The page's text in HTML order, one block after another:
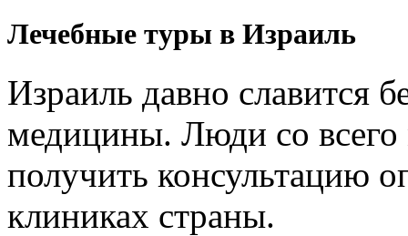
Лечебные туры в Израиль
Израиль давно славится
медицины. Люди со всего
получить консультацию
клиниках страны.